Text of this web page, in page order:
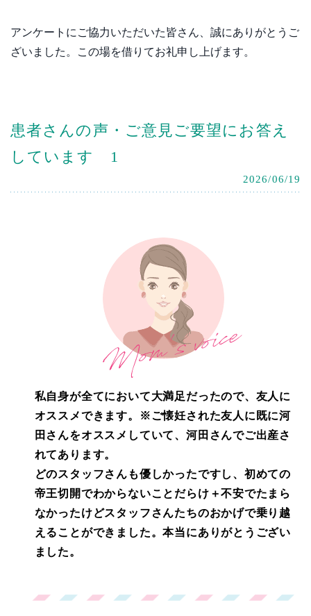
アンケートにご協力いただいた皆さん、誠にありがとうご
ざいました。この場を借りてお礼申し上げます。
患者さんの声・ご意見ご要望にお答え
しています 1
2026/06/19
私自身が全てにおいて大満足だったので、友人に
オススメできます。※ご懐妊された友人に既に河
田さんをオススメしていて、河田さんでご出産さ
れてあります。
どのスタッフさんも優しかったですし、初めての
帝王切開でわからないことだらけ＋不安でたまら
なかったけどスタッフさんたちのおかげで乗り越
えることができました。本当にありがとうござい
ました。